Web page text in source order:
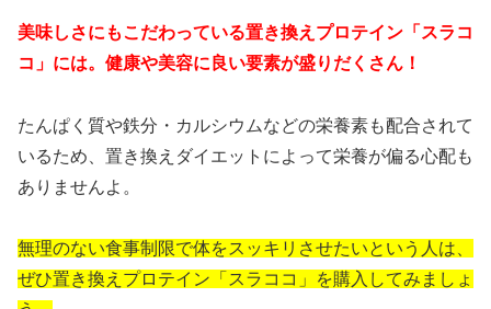
美味しさにもこだわっている置き換えプロテイン「スラコ
コ」には。健康や美容に良い要素が盛りだくさん！
たんぱく質や鉄分・カルシウムなどの栄養素も配合されて
いるため、置き換えダイエットによって栄養が偏る心配も
ありませんよ。
無理のない食事制限で体をスッキリさせたいという人は、
ぜひ置き換えプロテイン「スラココ」を購入してみましょ